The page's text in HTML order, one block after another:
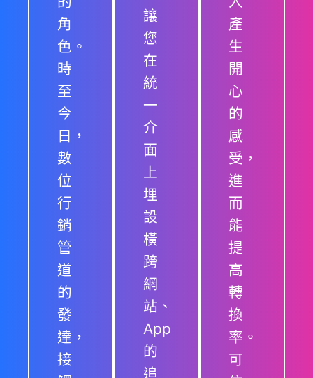
角
色。
時
至
今
日，
數
位
行
銷
管
道
的
發
達，
接
讓
您
在
統
一
介
面
上
埋
設
橫
跨
網
站、
App
的
追
產
生
開
心
的
感
受，
進
而
能
提
高
轉
換
率。
可